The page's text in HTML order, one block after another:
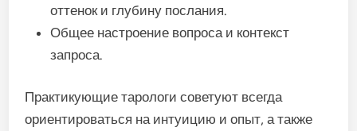
оттенок и глубину послания.
Общее настроение вопроса и контекст
запроса.
Практикующие тарологи советуют всегда
ориентироваться на интуицию и опыт, а также